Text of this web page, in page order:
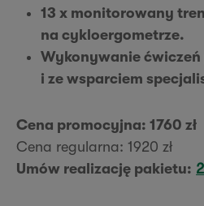
13 x monitorowany
na cykloergometrze.
Wykonywanie ćwiczeń
i ze wsparciem
Cena promocyjna: 1760 zł
Cena regularna: 1920 zł
Umów realizację pakietu: